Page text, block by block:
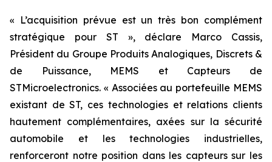
« L’acquisition prévue est un très bon complément
stratégique pour ST », déclare Marco Cassis,
Président du Groupe Produits Analogiques, Discrets &
de Puissance, MEMS et Capteurs de
STMicroelectronics. « Associées au portefeuille MEMS
existant de ST, ces technologies et relations clients
hautement complémentaires, axées sur la sécurité
automobile et les technologies industrielles,
renforceront notre position dans les capteurs sur les